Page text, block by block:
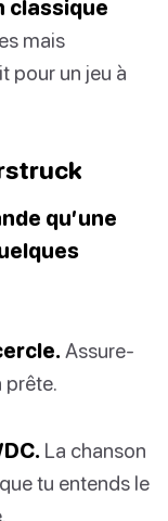
classique
mais
pour un jeu à
qu’une
Assure-
prête.
La chanson
tu entends le